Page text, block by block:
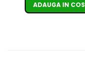
ADAUGA IN COS